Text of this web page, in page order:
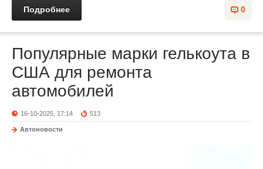
0
Подробнее
Популярные марки гелькоута в
США для ремонта
автомобилей
16-10-2025, 17:14 513
Автоновости